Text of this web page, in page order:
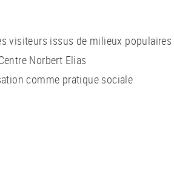
visiteurs issus de milieux populaires
Norbert Elias
comme pratique sociale